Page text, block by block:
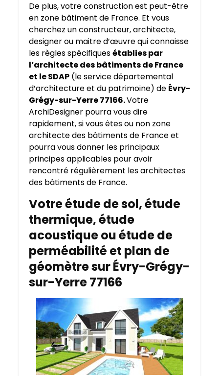
De plus, votre construction est peut-être
en zone bâtiment de France. Et vous
cherchez un constructeur, architecte,
designer ou maitre d’œuvre qui connaisse
les règles spécifiquesétablies par
l’architecte des bâtiments de France
et le SDAP (le service départemental
d’architecture et du patrimoine) de Évry-
Grégy-sur-Yerre 77166.Votre
ArchiDesigner pourra vous dire
rapidement, si vous êtes ou non zone
architecte des bâtiments de France et
pourra vous donner les principaux
principes applicables pour avoir
rencontré régulièrement les architectes
des bâtiments de France.
Votre étude de sol, étude
thermique, étude
acoustique ou étude de
perméabilité et plan de
géomètre sur Évry-Grégy-
sur-Yerre 77166